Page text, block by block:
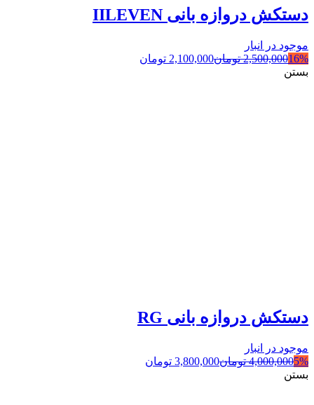
دستکش دروازه بانی IILEVEN
موجود در انبار
16%
2,500,000 تومان2,100,000 تومان
بستن
دستکش دروازه بانی RG
موجود در انبار
5%
4,000,000 تومان3,800,000 تومان
بستن